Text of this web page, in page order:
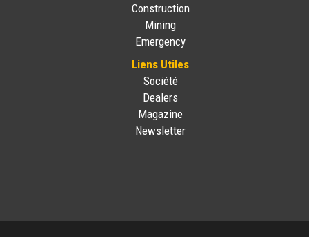
Construction
Mining
Emergency
Liens Utiles
Société
Dealers
Magazine
Newsletter